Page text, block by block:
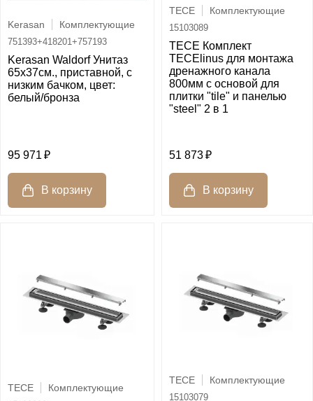
Kerasan Комплектующие
751393+418201+757193
Kerasan Waldorf Унитаз
65х37см., приставной, c
низким бачком, цвет:
белый/бронза
95 971
TECE Комплектующие
15103089
TECE Комплект
TECElinus для монтажа
дренажного канала
800мм с основой для
плитки "tile" и панелью
"steel" 2 в 1
51 873
TECE Комплектующие
TECE Комплектующие
15103079